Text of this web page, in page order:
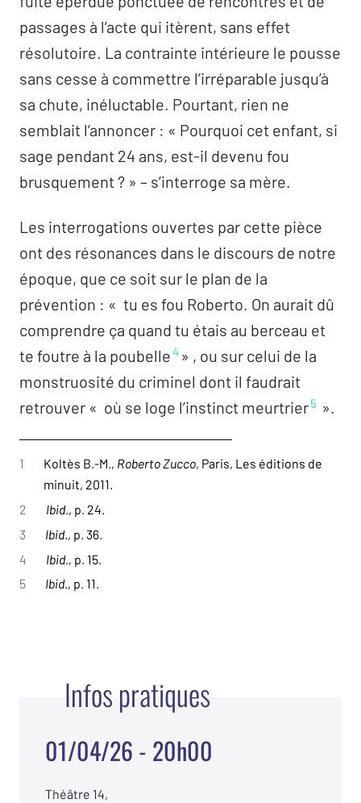
Infos pratiques
01/04/26 - 20h00
Théâtre 14,
passages à l’acte qui itèrent, sans effet
résolutoire. La contrainte intérieure le pousse
sans cesse à commettre l’irréparable jusqu’à
sa chute, inéluctable. Pourtant, rien ne
semblait l’annoncer : « Pourquoi cet enfant, si
sage pendant 24 ans, est-il devenu fou
brusquement ? » – s’interroge sa mère.
Les interrogations ouvertes par cette pièce
ont des résonances dans le discours de notre
époque, que ce soit sur le plan de la
prévention : « tu es fou Roberto. On aurait dû
comprendre ça quand tu étais au berceau et
te foutre à la poubelle4 » , ou sur celui de la
monstruosité du criminel dont il faudrait
retrouver « où se loge l’instinct meurtrier5 ».
1 Koltès B.-M., Roberto Zucco, Paris, Les éditions de
minuit, 2011.
2
Ibid., p. 24.
3
Ibid., p. 36.
4
Ibid., p. 15.
5
Ibid., p. 11.